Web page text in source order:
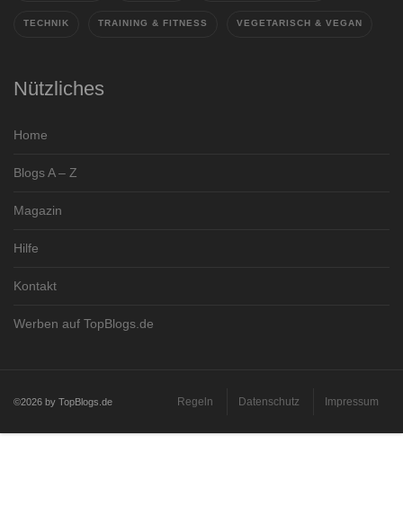
TECHNIK TRAINING & FITNESS VEGETARISCH & VEGAN
Nützliches
Home
Blogs A – Z
Magazin
Hilfe
Kontakt
Werben auf TopBlogs.de
©2026 by TopBlogs.de Regeln Datenschutz Impressum